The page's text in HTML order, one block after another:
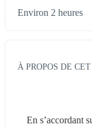
Environ 2 heures
À PROPOS DE
En s’accordant